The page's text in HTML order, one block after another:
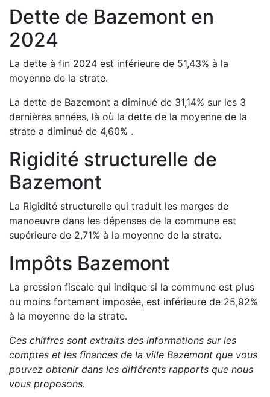
Dette de Bazemont en
2024
La dette à fin 2024 est inférieure de 51,43% à la
moyenne de la strate.
La dette de Bazemont a diminué de 31,14% sur les 3
dernières années, là où la dette de la moyenne de la
strate a diminué de 4,60% .
Rigidité structurelle de
Bazemont
La Rigidité structurelle qui traduit les marges de
manoeuvre dans les dépenses de la commune est
supérieure de 2,71% à la moyenne de la strate.
Impôts Bazemont
La pression fiscale qui indique si la commune est plus
ou moins fortement imposée, est inférieure de 25,92%
à la moyenne de la strate.
Ces chiffres sont extraits des informations sur les
comptes et les finances de la ville Bazemont que vous
pouvez obtenir dans les différents rapports que nous
vous proposons.